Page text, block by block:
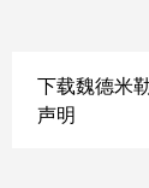
案
录
网
下载魏德米
声明